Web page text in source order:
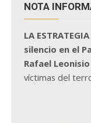
NOTA
LA
silencio en el
Rafael Leonisio
víctimas del